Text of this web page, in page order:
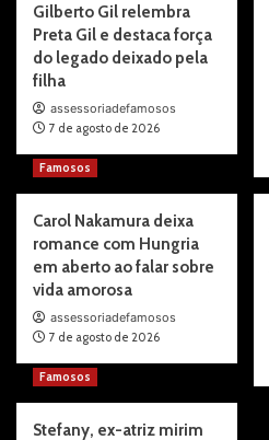
Gilberto Gil relembra
Preta Gil e destaca força
do legado deixado pela
filha
assessoriadefamosos
7 de agosto de 2026
Famosos
Carol Nakamura deixa
romance com Hungria
em aberto ao falar sobre
vida amorosa
assessoriadefamosos
7 de agosto de 2026
Famosos
Stefany, ex-atriz mirim